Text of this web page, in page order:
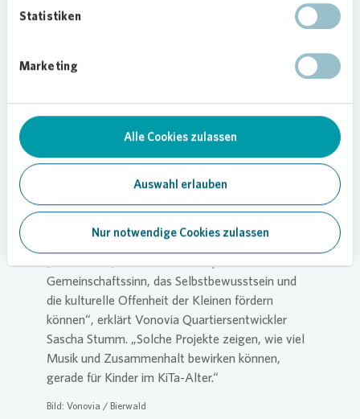
Statistiken
Marketing
Alle Cookies zulassen
Auswahl erlauben
Nur notwendige Cookies zulassen
Alltag das Miteinander im Mittelpunkt. Die Kinder
lernen hier, aufeinander zu achten, sich
gestalten – ob beim Spielen, Basteln oder eben
beim Musizieren. Das Trommelprojekt fügt sich
keiner alleine schaffen könnte. Die Kinder erleben,
wie es sich anfühlt, Teil von etwas Größerem zu
sein und das stärkt zusätzlich ihr Selbstvertrauen.
Gemeinschaftssinn, das Selbstbewusstsein und
die kulturelle Offenheit der Kleinen fördern
können“, erklärt Vonovia Quartiersentwickler
Sascha Stumm. „Solche Projekte zeigen, wie viel
Musik und Zusammenhalt bewirken können,
gerade für Kinder im KiTa-Alter.“
Bild: Vonovia / Bierwald